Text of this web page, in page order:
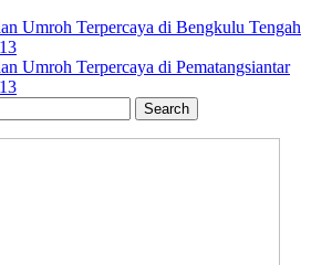
Umroh Terpercaya di Bengkulu Tengah
Umroh Terpercaya di Pematangsiantar